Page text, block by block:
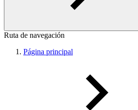
Ruta de navegación
Página principal